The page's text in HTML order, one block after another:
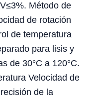
Método de
de rotación
de temperatura
para lisis y
de 30°C a 120°C.
Velocidad de
de la